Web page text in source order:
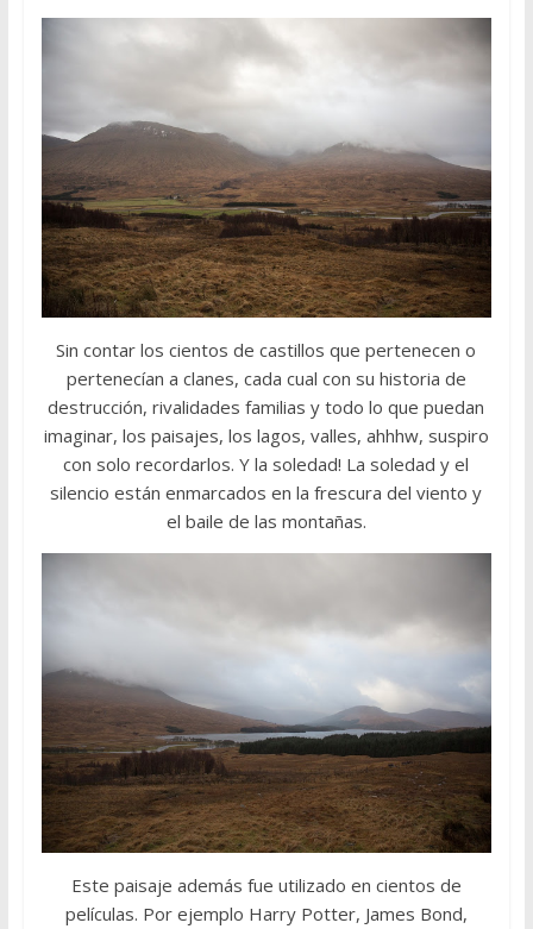
Sin contar los cientos de castillos que pertenecen o
pertenecían a clanes, cada cual con su historia de
destrucción, rivalidades familias y todo lo que puedan
imaginar, los paisajes, los lagos, valles, ahhhw, suspiro
con solo recordarlos. Y la soledad! La soledad y el
silencio están enmarcados en la frescura del viento y
el baile de las montañas.
Este paisaje además fue utilizado en cientos de
películas. Por ejemplo Harry Potter, James Bond,